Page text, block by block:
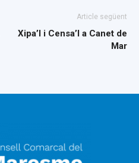
Article següent
Xipa’l i Censa’l a Canet de
Mar